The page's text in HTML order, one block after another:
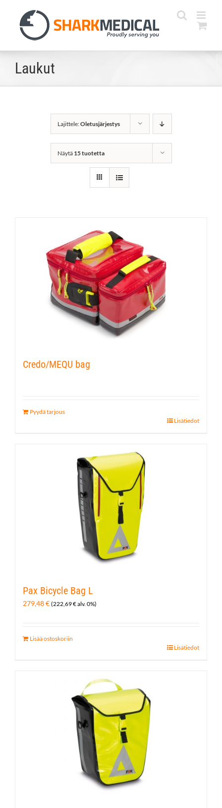
content
Laukut
Lajittele:Oletusjärjestys
Näytä 15 tuotetta
Credo/MEQU bag
Pyydä tarjous
Lisätiedot
Pax Bicycle Bag L
279,48€ (222,69€alv. 0%)
Lisää ostoskoriin
Lisätiedot